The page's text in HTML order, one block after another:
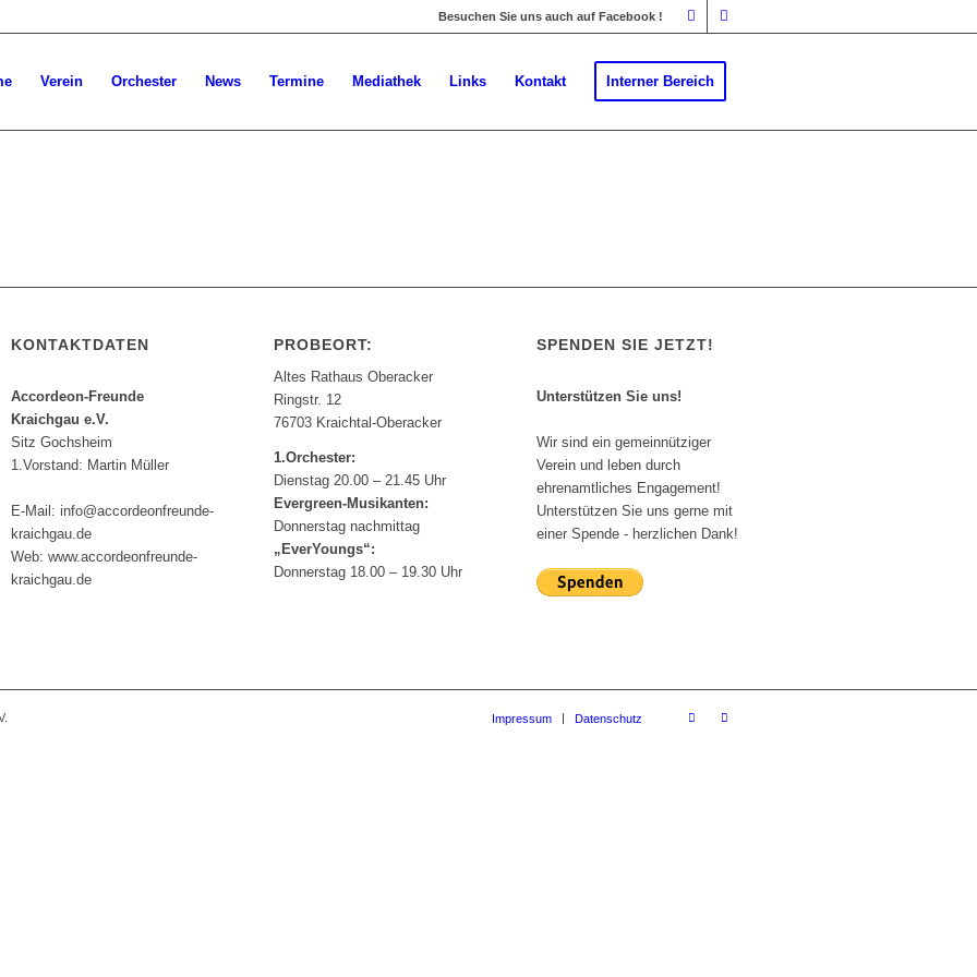
Besuchen Sie uns auch auf Facebook !
Verein Orchester News Termine Mediathek Links Kontakt Interner Bereich
KONTAKTDATEN
Accordeon-Freunde
Kraichgau e.V.
Sitz Gochsheim
1.Vorstand: Martin Müller
E-Mail: info@accordeonfreunde-
kraichgau.de
Web: www.accordeonfreunde-
kraichgau.de
PROBEORT:
Altes Rathaus Oberacker
Ringstr. 12
76703 Kraichtal-Oberacker
1.Orchester:
Dienstag 20.00 – 21.45 Uhr
Evergreen-Musikanten:
Donnerstag nachmittag
„EverYoungs“:
Donnerstag 18.00 – 19.30 Uhr
SPENDEN SIE JETZT!
Unterstützen Sie uns!
Wir sind ein gemeinnütziger
Verein und leben durch
ehrenamtliches Engagement!
Unterstützen Sie uns gerne mit
einer Spende - herzlichen Dank!
Impressum Datenschutz